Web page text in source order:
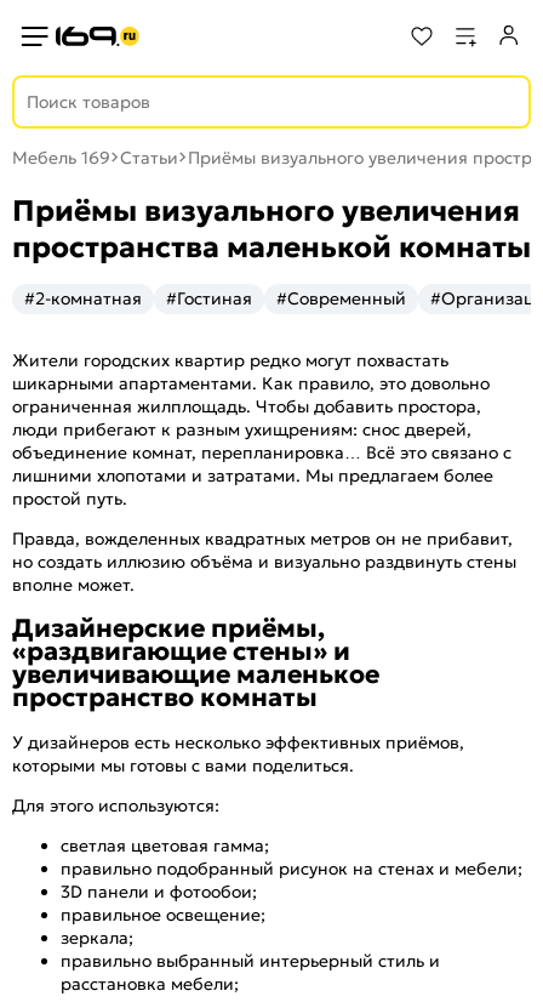
Мебель 169 Статьи Приёмы визуального увеличения
Приёмы визуального увеличения
пространства маленькой комнаты
#2-комнатная #Гостиная #Современный
Жители городских квартир редко могут похвастать
шикарными апартаментами. Как правило, это довольно
ограниченная жилплощадь. Чтобы добавить простора,
люди прибегают к разным ухищрениям: снос дверей,
объединение комнат, перепланировка… Всё это связано с
лишними хлопотами и затратами. Мы предлагаем более
простой путь.
Правда, вожделенных квадратных метров он не прибавит,
но создать иллюзию объёма и визуально раздвинуть стены
вполне может.
Дизайнерские приёмы,
«раздвигающие стены» и
увеличивающие маленькое
пространство комнаты
У дизайнеров есть несколько эффективных приёмов,
которыми мы готовы с вами поделиться.
Для этого используются:
светлая цветовая гамма;
правильно подобранный рисунок на стенах и мебели;
3D панели и фотообои;
правильное освещение;
зеркала;
правильно выбранный интерьерный стиль и
расстановка мебели;